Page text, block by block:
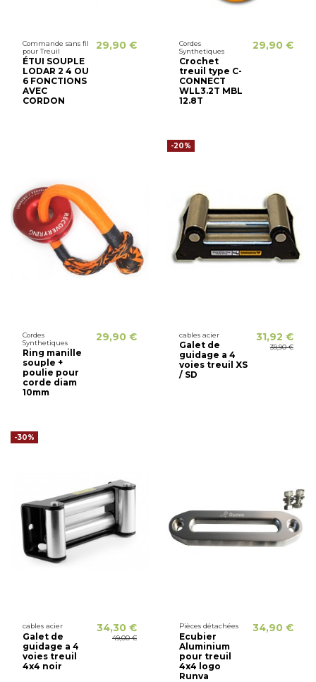
Commande sans fil
pour Treuil
ÉTUI SOUPLE
LODAR 2 4 OU
6 FONCTIONS
AVEC
CORDON
29,90 €
Cordes
Synthetiques
Crochet
treuil type C-
CONNECT
WLL3.2T MBL
12.8T
29,90 €
Cordes
Synthetiques
Ring manille
souple +
poulie pour
corde diam
10mm
29,90 €
-20%
cables acier
Galet de
guidage a 4
voies treuil XS
/ SD
31,92 €
39,90 €
-30%
cables acier
Galet de
guidage a 4
voies treuil
4x4 noir
34,30 €
49,00 €
Pièces détachées
Ecubier
Aluminium
pour treuil
4x4 logo
Runva
34,90 €